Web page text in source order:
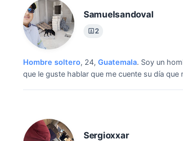
Samuelsandoval
2
Hombre soltero, 24, Guatemala. Soy un
que le guste hablar que me cuente su día
Sergioxxar